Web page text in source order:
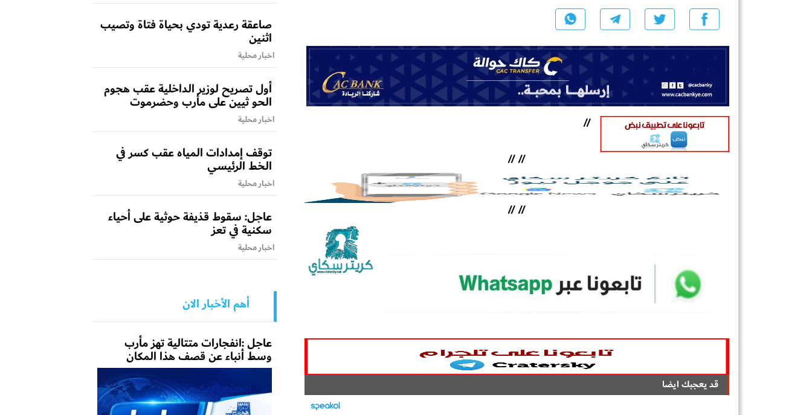
//
//
//
//
//
قد يعجبك ايضا
صاعقة رعدية تودي بحياة فتاة وتصيب
اثنين
اخبار محلية
أول تصريح لوزير الداخلية عقب هجوم
الحو ثيين على مأرب وحضرموت
اخبار محلية
توقف إمدادات المياه عقب كسر في
الخط الرئيسي
اخبار محلية
عاجل: سقوط قذيفة حوثية على أحياء
سكنية في تعز
اخبار محلية
أهم الأخبار الان
عاجل :انفجارات متتالية تهز مأرب
وسط أنباء عن قصف هذا المكان